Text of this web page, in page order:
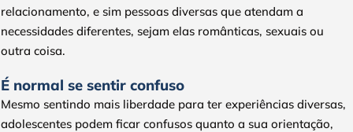
relacionamento, e sim pessoas diversas que atendam a
necessidades diferentes, sejam elas românticas, sexuais ou
outra coisa.
É normal se sentir confuso
Mesmo sentindo mais liberdade para ter experiências diversas,
adolescentes podem ficar confusos quanto a sua orientação,